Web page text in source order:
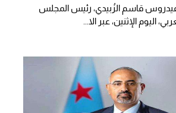
عيدروس قاسم الزُبيدي، رئيس المجلس
اليوم الإثنين، عبر الا...